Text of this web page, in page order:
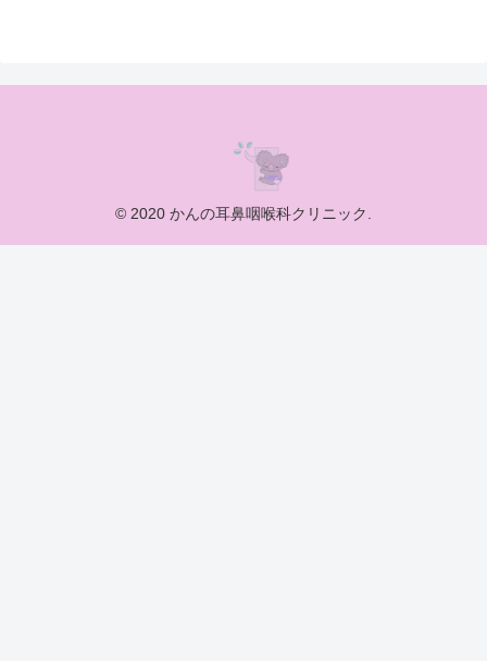
© 2020 かんの耳鼻咽喉科クリニック.